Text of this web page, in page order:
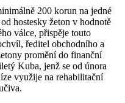
200 korun na jedné
hostesky žeton v hodnotě
válce, přispěje touto
ředitel obchodního a
promění do finanční
Kuba, jenž se od února
využije na rehabilitační